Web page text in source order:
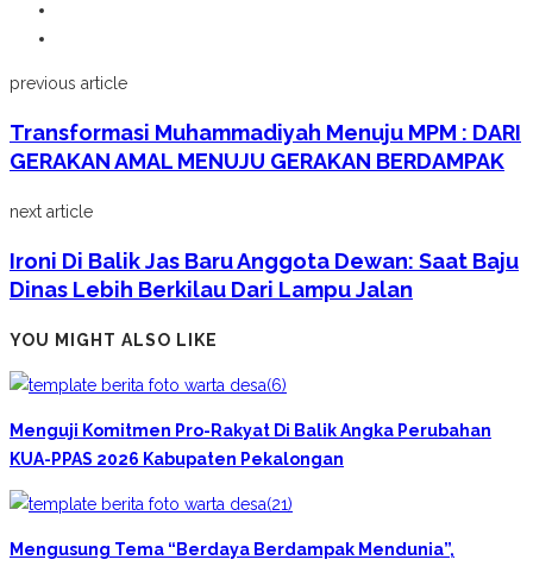
previous article
Transformasi Muhammadiyah Menuju MPM : DARI
GERAKAN AMAL MENUJU GERAKAN BERDAMPAK
next article
Ironi Di Balik Jas Baru Anggota Dewan: Saat Baju
Dinas Lebih Berkilau Dari Lampu Jalan
YOU MIGHT ALSO LIKE
Menguji Komitmen Pro-Rakyat Di Balik Angka Perubahan
KUA-PPAS 2026 Kabupaten Pekalongan
Mengusung Tema “Berdaya Berdampak Mendunia”,